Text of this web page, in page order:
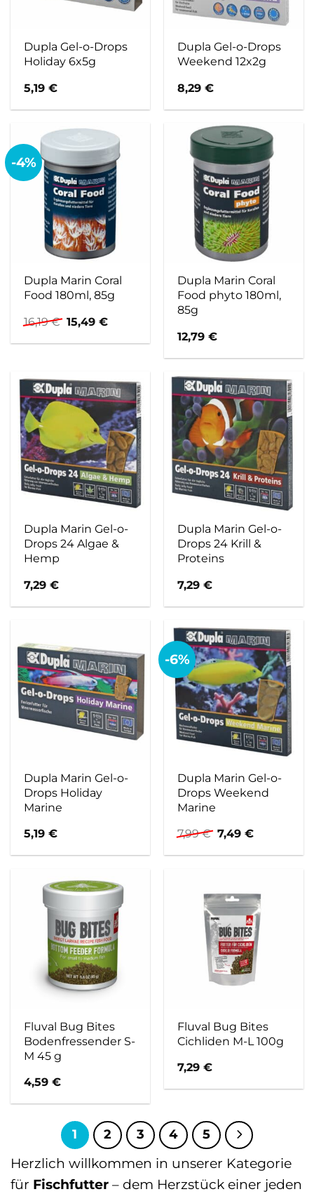
Dupla Gel-o-Drops
Holiday 6x5g
5,19€
Dupla Gel-o-Drops
Weekend 12x2g
8,29€
-4%
Dupla Marin Coral
Food 180ml, 85g
16,19€ Ursprünglicher
Preis
war:
15,49€Aktueller
ist:
Dupla Marin Coral
Food phyto 180ml,
85g
12,79€
Dupla Marin Gel-o-
Drops 24 Algae &
Hemp
7,29€
Dupla Marin Gel-o-
Drops 24 Krill &
Proteins
7,29€
Dupla Marin Gel-o-
Drops Holiday
Marine
5,19€
-6%
Dupla Marin Gel-o-
Drops Weekend
Marine
7,99€ Ursprünglicher
Preis
war:
7,49€Aktueller
ist:
Fluval Bug Bites
Bodenfressender S-
M 45 g
4,59€
Fluval Bug Bites
Cichliden M-L 100g
7,29€
1 2 3 4 5
Herzlich willkommen in unserer Kategorie
für Fischfutter – dem Herzstück einer jeden